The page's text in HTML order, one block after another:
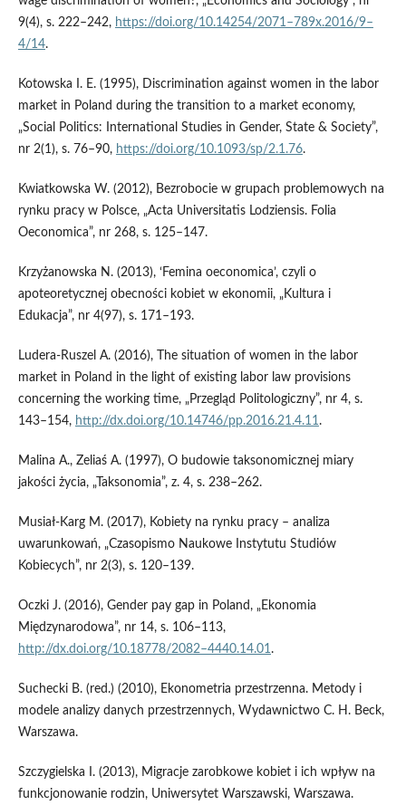
9(4), s. 222–242, https://doi.org/10.14254/2071–789x.2016/9–
4/14.
Kotowska I. E. (1995), Discrimination against women in the labor
market in Poland during the transition to a market economy,
„Social Politics: International Studies in Gender, State & Society”,
nr 2(1), s. 76–90, https://doi.org/10.1093/sp/2.1.76.
Kwiatkowska W. (2012), Bezrobocie w grupach problemowych na
rynku pracy w Polsce, „Acta Universitatis Lodziensis. Folia
Oeconomica”, nr 268, s. 125–147.
Krzyżanowska N. (2013), ‘Femina oeconomica’, czyli o
apoteoretycznej obecności kobiet w ekonomii, „Kultura i
Edukacja”, nr 4(97), s. 171–193.
Ludera‑Ruszel A. (2016), The situation of women in the labor
market in Poland in the light of existing labor law provisions
concerning the working time, „Przegląd Politologiczny”, nr 4, s.
143–154, http://dx.doi.org/10.14746/pp.2016.21.4.11.
Malina A., Zeliaś A. (1997), O budowie taksonomicznej miary
jakości życia, „Taksonomia”, z. 4, s. 238–262.
Musiał‑Karg M. (2017), Kobiety na rynku pracy – analiza
uwarunkowań, „Czasopismo Naukowe Instytutu Studiów
Kobiecych”, nr 2(3), s. 120–139.
Oczki J. (2016), Gender pay gap in Poland, „Ekonomia
Międzynarodowa”, nr 14, s. 106–113,
http://dx.doi.org/10.18778/2082–4440.14.01.
Suchecki B. (red.) (2010), Ekonometria przestrzenna. Metody i
modele analizy danych przestrzennych, Wydawnictwo C. H. Beck,
Warszawa.
Szczygielska I. (2013), Migracje zarobkowe kobiet i ich wpływ na
funkcjonowanie rodzin, Uniwersytet Warszawski, Warszawa.